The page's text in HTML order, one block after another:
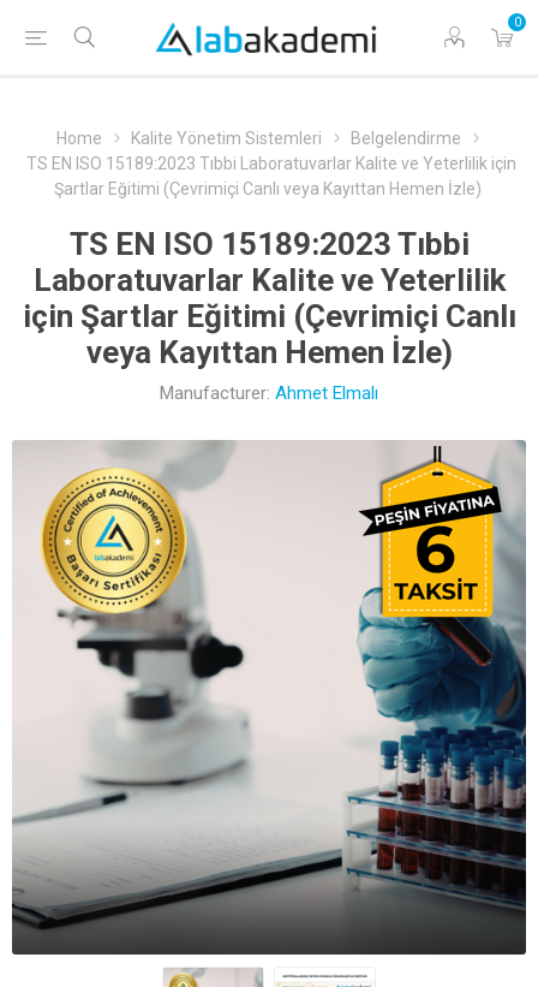
0
Home Kalite Yönetim Sistemleri
Belgelendirme
TS EN ISO 15189:2023 Tıbbi Laboratuvarlar Kalite ve Yeterlilik için
Şartlar Eğitimi (Çevrimiçi Canlı veya Kayıttan Hemen İzle)
TS EN ISO 15189:2023 Tıbbi
Laboratuvarlar Kalite ve Yeterlilik
için Şartlar Eğitimi (Çevrimiçi Canlı
veya Kayıttan Hemen İzle)
Manufacturer: Ahmet Elmalı